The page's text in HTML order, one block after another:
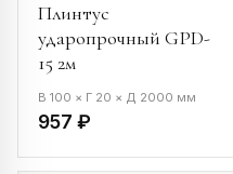
Плинтус
ударопрочный GPD-
15 2м
В 100 × Г 20 × Д 2000 мм
957 ₽